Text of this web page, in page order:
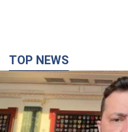
TOP NEWS